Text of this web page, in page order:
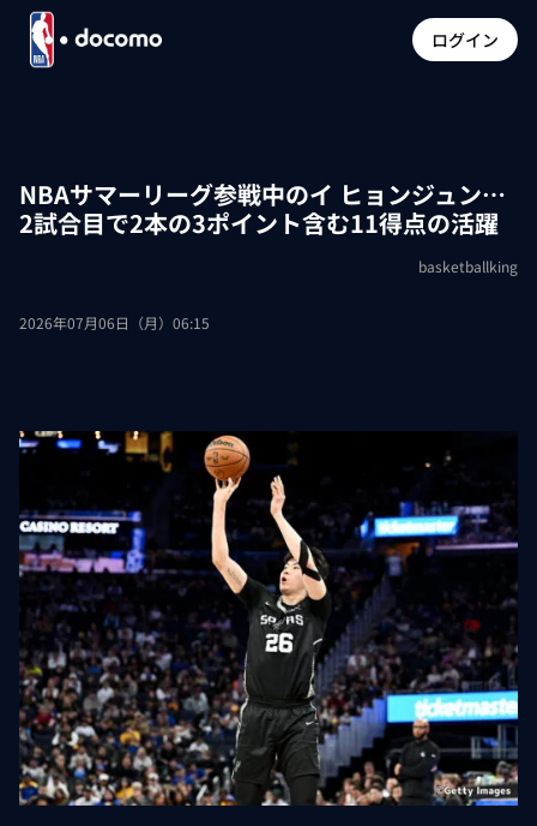
ログイン
NBAサマーリーグ参戦中のイ ヒョンジュン…
2試合目で2本の3ポイント含む11得点の活躍
basketballking
2026年07月06日（月）06:15